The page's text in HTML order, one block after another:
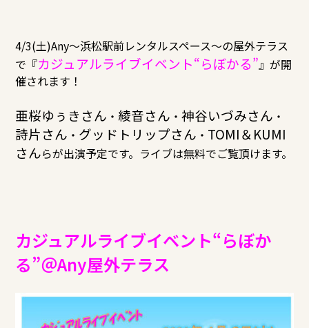
4/3(土)Any～浜松駅前レンタルスペース～の屋外テラス
で『カジュアルライブイベント“らぼかる”』が開
催されます！
亜桜ゆぅきさん ・ 綾音さん ・神谷いづみさん ・
詩片さん ・ グッドトリップさん ・ TOMI＆KUMI
さんらが出演予定です。ライブは無料でご覧頂けます。
カジュアルライブイベント“らぼか
る”＠Any屋外テラス